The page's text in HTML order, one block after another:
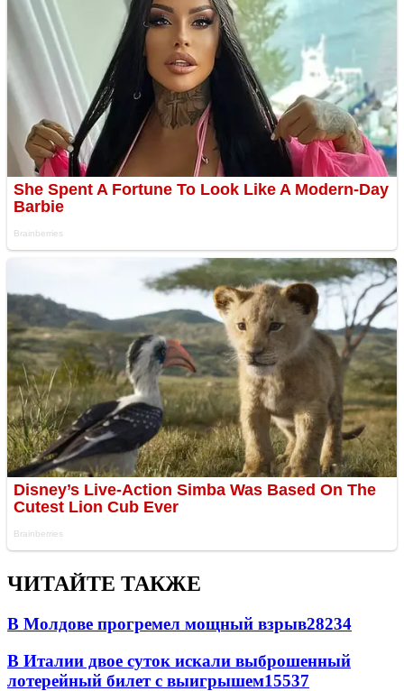
ЧИТАЙТЕ ТАКЖЕ
В Молдове прогремел мощный взрыв28234
В Италии двое суток искали выброшенный
лотерейный билет с выигрышем15537